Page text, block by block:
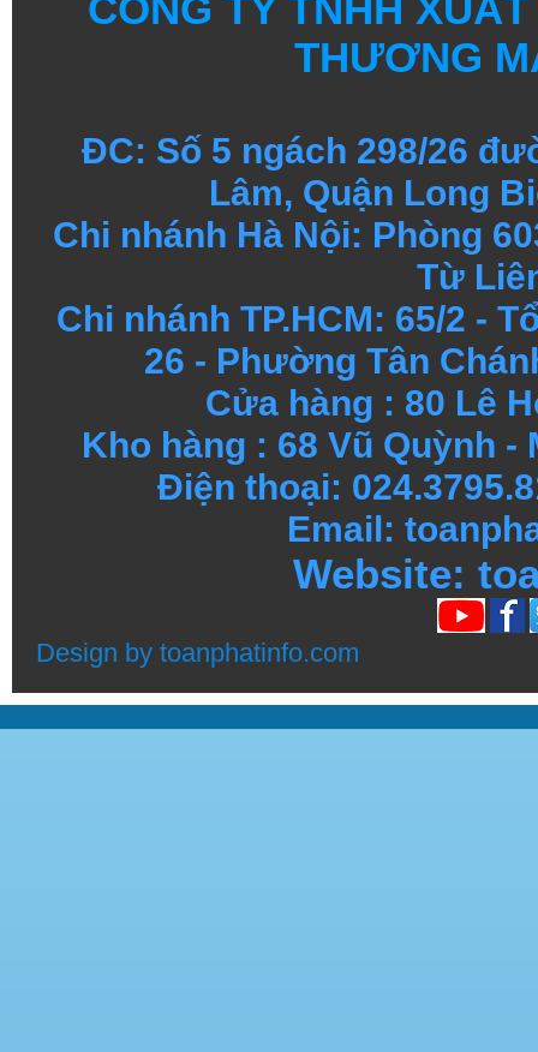
THƯƠNG
ĐC: Số 5 ngách 298/26
Lâm, Quận Long
Chi nhánh Hà Nội: Phòng
Từ
Chi nhánh TP.HCM: 65/2 -
26 - Phường Tân
Cửa hàng : 80 Lê
Kho hàng : 68 Vũ Quỳnh -
Điện thoại:
Email:
Website:
Design by toanphatinfo.com